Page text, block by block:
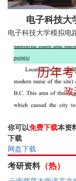
电子科技大
电子科技大学模拟电
你可以免费下载本资
下载
网盘下载
考研资料（热）